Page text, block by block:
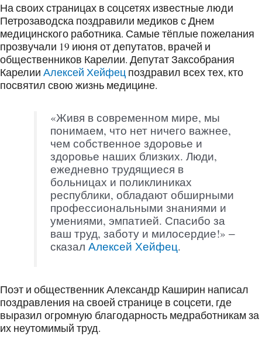
На своих страницах в соцсетях известные люди
Петрозаводска поздравили медиков с Днем
медицинского работника. Самые тёплые пожелания
прозвучали 19 июня от депутатов, врачей и
общественников Карелии. Депутат Заксобрания
Карелии Алексей Хейфец поздравил всех тех, кто
посвятил свою жизнь медицине.
«Живя в современном мире, мы
понимаем, что нет ничего важнее,
чем собственное здоровье и
здоровье наших близких. Люди,
ежедневно трудящиеся в
больницах и поликлиниках
республики, обладают обширными
профессиональными знаниями и
умениями, эмпатией. Спасибо за
ваш труд, заботу и милосердие!» ‒
сказал Алексей Хейфец.
Поэт и общественник Александр Каширин написал
поздравления на своей странице в соцсети, где
выразил огромную благодарность медработникам за
их неутомимый труд.